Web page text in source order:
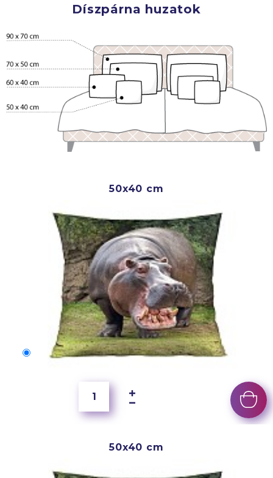
Díszpárna huzatok
50x40 cm
50x40 cm
50x40 cm